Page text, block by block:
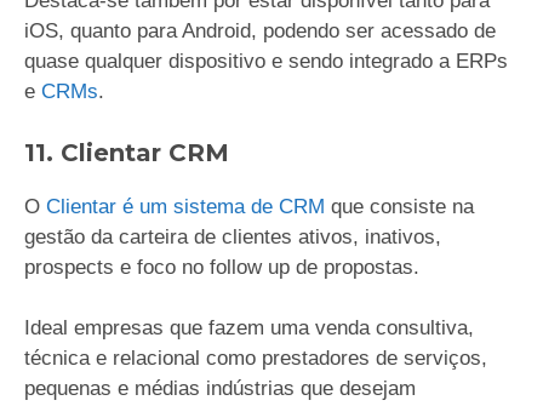
iOS, quanto para Android, podendo ser acessado de
quase qualquer dispositivo e sendo integrado a ERPs
e CRMs.
11. Clientar CRM
O Clientar é um sistema de CRM que consiste na
gestão da carteira de clientes ativos, inativos,
prospects e foco no follow up de propostas.
Ideal empresas que fazem uma venda consultiva,
técnica e relacional como prestadores de serviços,
pequenas e médias indústrias que desejam